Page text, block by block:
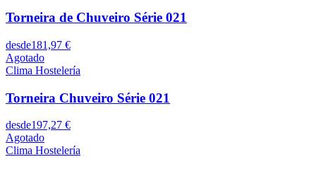
Torneira de Chuveiro Série 021
desde181,97 €
Agotado
Clima Hostelería
Torneira Chuveiro Série 021
desde197,27 €
Agotado
Clima Hostelería